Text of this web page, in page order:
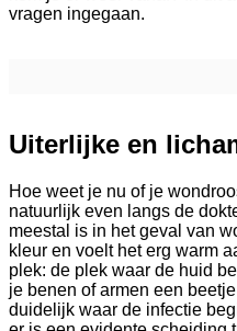
vragen ingegaan.
Uiterlijke en
Hoe weet je nu of je
natuurlijk even langs de
meestal is in het geval van
kleur en voelt het erg warm
plek: de plek waar de huid
je benen of armen een
duidelijk waar de infectie